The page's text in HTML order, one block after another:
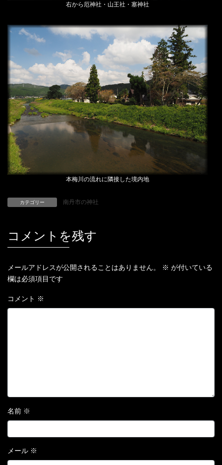
右から厄神社・山王社・塞神社
本梅川の流れに隣接した境内地
カテゴリー 南丹市の神社
コメントを残す
メールアドレスが公開されることはありません。 ※ が付いている
欄は必須項目です
コメント ※
名前 ※
メール ※